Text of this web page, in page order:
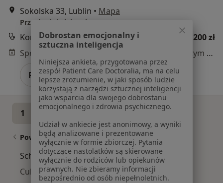
Sokolska 33, Lublin • Mapa
Przychodnia lekarska "ProLac"
Konsultacja kardiochirurgiczna
od 200 zł
Specjalista nie oferuje umawiania online pod tym adresem.
Poproś o wizytę
1
Powiązane wyszukiwania
Schorzenia w Świdniku
Cukrzyca w Świdniku
Dobrostan emocjonalny i
sztuczna inteligencja
Niniejsza ankieta, przygotowana przez
zespół Patient Care Doctoralia, ma na celu
lepsze zrozumienie, w jaki sposób ludzie
korzystają z narzędzi sztucznej inteligencji
jako wsparcia dla swojego dobrostanu
emocjonalnego i zdrowia psychicznego.
Udział w ankiecie jest anonimowy, a wyniki
będą analizowane i prezentowane
wyłącznie w formie zbiorczej. Pytania
dotyczące nastolatków są skierowane
wyłącznie do rodziców lub opiekunów
prawnych. Nie zbieramy informacji
bezpośrednio od osób niepełnoletnich.